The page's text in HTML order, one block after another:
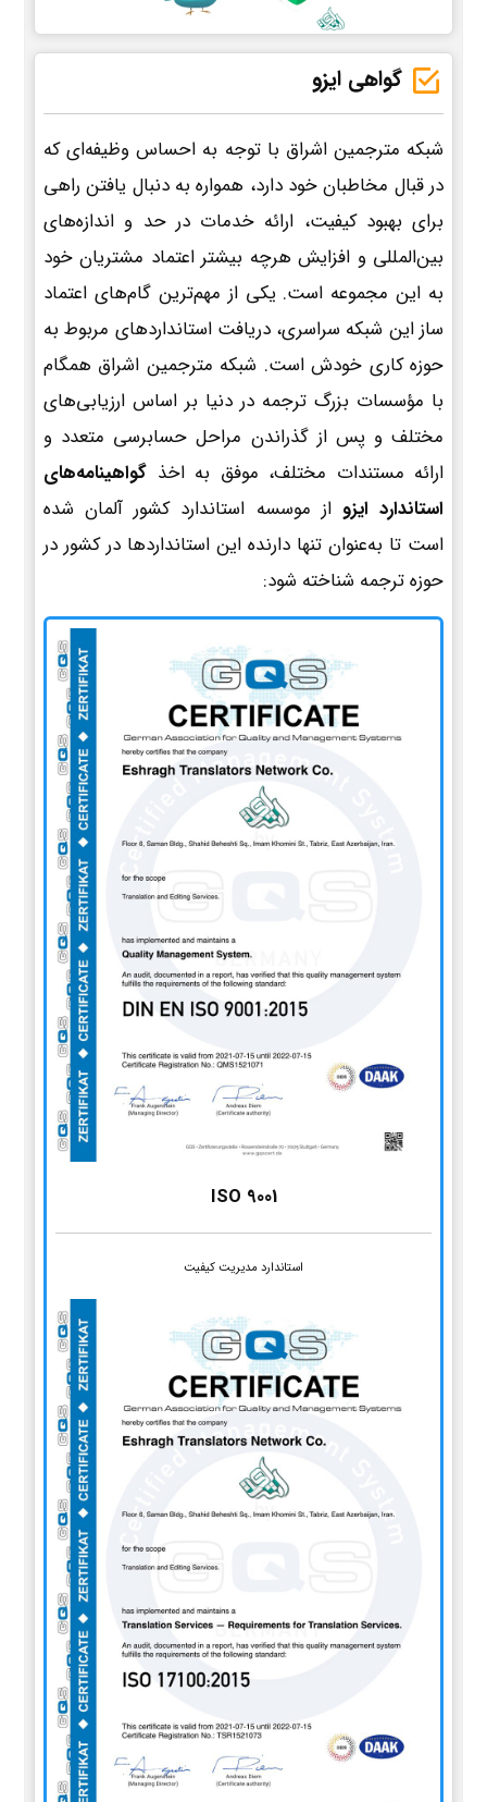
گواهی ایزو
شبکه مترجمین اشراق با توجه به احساس وظیفه‌ای که
در قبال مخاطبان خود دارد، همواره به دنبال یافتن راهی
برای بهبود کیفیت، ارائه خدمات در حد و اندازه‌های
بین‌المللی و افزایش هرچه بیشتر اعتماد مشتریان خود
به این مجموعه است. یکی از مهم‌ترین گام‌های اعتماد
ساز این شبکه سراسری، دریافت استانداردهای مربوط به
حوزه کاری خودش است. شبکه مترجمین اشراق همگام
با مؤسسات بزرگ ترجمه در دنیا بر اساس ارزیابی‌های
مختلف و پس از گذراندن مراحل حسابرسی متعدد و
ارائه مستندات مختلف، موفق به اخذ گواهینامه‌های
استاندارد ایزو از موسسه استاندارد کشور آلمان شده
است تا به‌عنوان تنها دارنده این استانداردها در کشور در
حوزه ترجمه شناخته شود:
ISO 9001
استاندارد مدیریت کیفیت